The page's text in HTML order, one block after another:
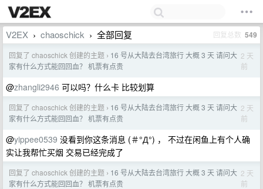
V2EX › chaoschick › 全部回复 回复总数 549
回复了 chaoschick 创建的主题 › 16 号从大陆去台湾旅行 大概 3 天 请问大
家有什么方式能回回血？ 机票有点贵
2 天
前
@zhangli2946 可以吗？什么卡 比较划算
回复了 chaoschick 创建的主题 › 16 号从大陆去台湾旅行 大概 3 天 请问大
家有什么方式能回回血？ 机票有点贵
2 天
前
@yippee0539 没看到你这条消息 (＃°Д°) ， 不过在闲鱼上有个人确
实让我帮忙买烟 交易已经完成了
回复了 chaoschick 创建的主题 › 16 号从大陆去台湾旅行 大概 3 天 请问大
家有什么方式能回回血？ 机票有点贵
2 天
前